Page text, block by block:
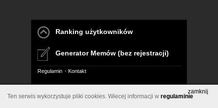
Ranking użytkowników
Generator Memów (bez rejestracji)
Regulamin Kontakt
zamknij
Ten serwis wykorzystuje pliki cookies. Wiecej informacji w regulaminie